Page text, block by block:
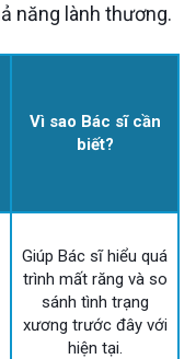
năng lành thương.
Vì sao Bác sĩ cần
biết?
Giúp Bác sĩ hiểu quá
trình mất răng và so
sánh tình trạng
xương trước đây với
hiện tại.